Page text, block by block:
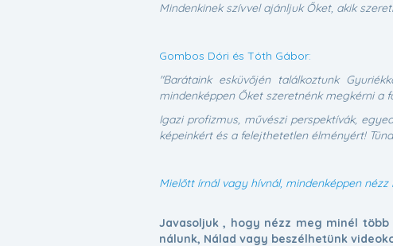
Mindenkinek szívvel ajánljuk Őket, akik
Gombos Dóri és Tóth Gábor:
"Barátaink esküvőjén találkoztunk
mindenképpen Őket szeretnénk megkérni a
Igazi profizmus, művészi perspektívák,
képeinkért és a felejthetetlen élményért!
Mielőtt írnál vagy hívnál, mindenképpen
Javasoljuk , hogy nézz meg minél
nálunk, Nálad vagy beszélhetünk